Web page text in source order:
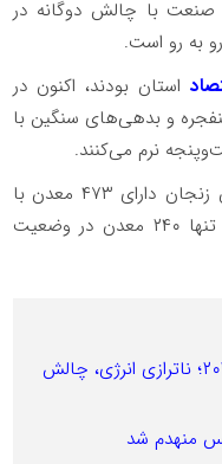
صنعت با چالش دوگانه در
به رو است.
استان بودند، اکنون در
و بدهی‌های سنگین با
نرم می‌کنند.
آمارهای رسمی نشان می‌دهد که استان زنجان دارای ۴۷۳ معدن با
پروانه بهره‌برداری است که از این تعداد، تنها ۲۴۰ معدن در وضعیت
فرصت بزرگ معادن فلزی در افق ۲۰۳۴؛ ناترازی انرژی، چالش
منهدم شد